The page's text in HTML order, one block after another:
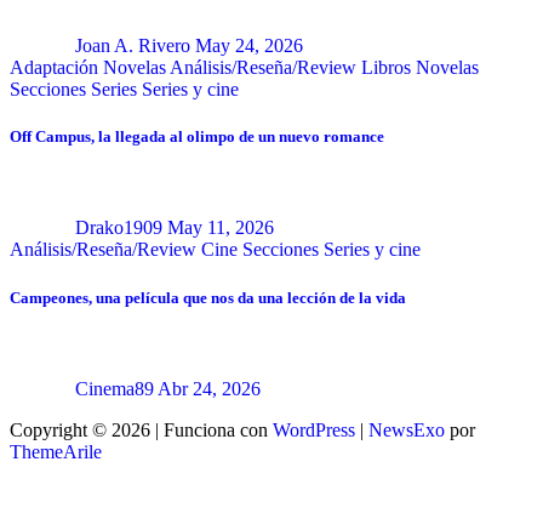
Joan A. Rivero May 24, 2026
Adaptación Novelas Análisis/Reseña/Review Libros Novelas
Secciones Series Series y cine
Off Campus, la llegada al olimpo de un nuevo romance
Drako1909 May 11, 2026
Análisis/Reseña/Review Cine Secciones Series y cine
Campeones, una película que nos da una lección de la vida
Cinema89 Abr 24, 2026
Copyright © 2026 | Funciona con WordPress | NewsExo por
ThemeArile